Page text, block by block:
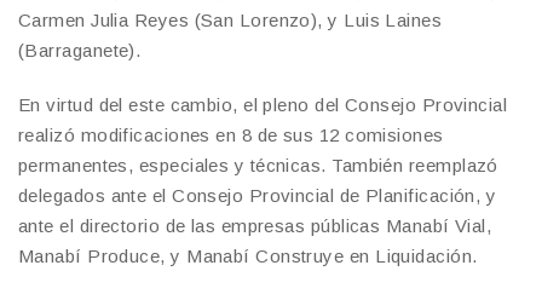
Carmen Julia Reyes (San Lorenzo), y Luis Laines
(Barraganete).
En virtud del este cambio, el pleno del Consejo Provincial
realizó modificaciones en 8 de sus 12 comisiones
permanentes, especiales y técnicas. También reemplazó
delegados ante el Consejo Provincial de Planificación, y
ante el directorio de las empresas públicas Manabí Vial,
Manabí Produce, y Manabí Construye en Liquidación.